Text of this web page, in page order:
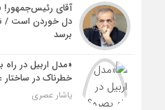
آقای
دل خوردن است /
برسد
«مدل اربیل در
خطرناک در ساختار
یاشار عصری